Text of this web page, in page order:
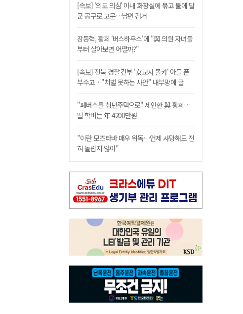
[속보] '외도 의심' 아내 화장실에 묶고 불에 달
군 공구로 고문…남편 검거
장동혁, 황희 '버스하우스'에 "與 의원 자녀들
부터 살아보면 어떨까?"
[속보] 전북 경찰 간부 '女교사 몰카' 아들 폰
부수고…"처벌 못하는 사안" 내부망에 글
"폐버스를 청년주택으로" 제안한 與 황희…
딸 학비는 年 4200만원
"이란 모즈타바 매우 위독…언제 사망해도 전
혀 놀랍지 않아"